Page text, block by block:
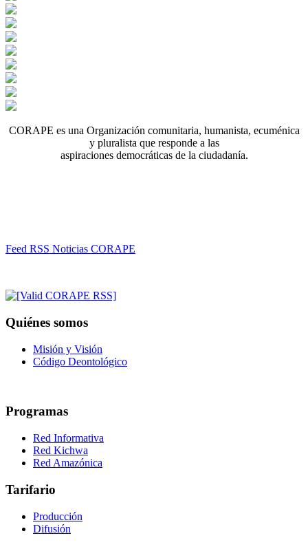
CORAPE es una Organización comunitaria, humanista, ecuménica
y pluralista que responde a las
aspiraciones democráticas de la ciudadanía.
Feed RSS Noticias CORAPE
Quiénes somos
Misión y Visión
Código Deontológico
Programas
Red Informativa
Red Kichwa
Red Amazónica
Tarifario
Producción
Difusión